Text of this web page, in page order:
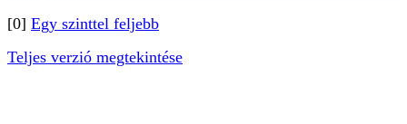
[0] Egy szinttel feljebb
Teljes verzió megtekintése